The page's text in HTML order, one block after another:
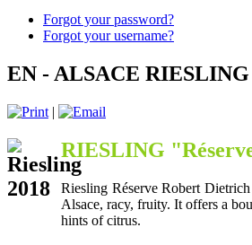
Forgot your password?
Forgot your username?
EN - ALSACE
|
RIESLING
Riesling Réserve Robert
Alsace, racy, fruity. It offers a
hints of citrus.